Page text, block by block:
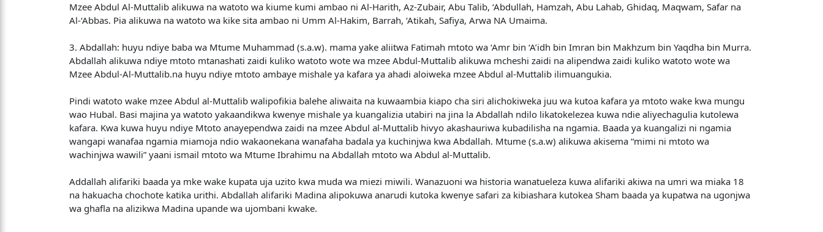
Mzee Abdul Al-Muttalib alikuwa na watoto wa kiume kumi ambao ni Al-Harith, Az-Zubair, Abu Talib, ‘Abdullah, Hamzah, Abu Lahab, Ghidaq, Maqwam, Safar na
Al-‘Abbas. Pia alikuwa na watoto wa kike sita ambao ni Umm Al-Hakim, Barrah, ‘Atikah, Safiya, Arwa NA Umaima.
3. Abdallah: huyu ndiye baba wa Mtume Muhammad (s.a.w). mama yake aliitwa Fatimah mtoto wa ‘Amr bin ‘A’idh bin Imran bin Makhzum bin Yaqdha bin Murra.
Abdallah alikuwa ndiye mtoto mtanashati zaidi kuliko watoto wote wa mzee Abdul-Muttalib alikuwa mcheshi zaidi na alipendwa zaidi kuliko watoto wote wa
Mzee Abdul-Al-Muttalib.na huyu ndiye mtoto ambaye mishale ya kafara ya ahadi aloiweka mzee Abdul al-Muttalib ilimuangukia.
Pindi watoto wake mzee Abdul al-Muttalib walipofikia balehe aliwaita na kuwaambia kiapo cha siri alichokiweka juu wa kutoa kafara ya mtoto wake kwa mungu
wao Hubal. Basi majina ya watoto yakaandikwa kwenye mishale ya kuangalizia utabiri na jina la Abdallah ndilo likatokelezea kuwa ndie aliyechagulia kutolewa
kafara. Kwa kuwa huyu ndiye Mtoto anayependwa zaidi na mzee Abdul al-Muttalib hivyo akashauriwa kubadilisha na ngamia. Baada ya kuangalizi ni ngamia
wangapi wanafaa ngamia miamoja ndio wakaonekana wanafaha badala ya kuchinjwa kwa Abdallah. Mtume (s.a.w) alikuwa akisema “mimi ni mtoto wa
wachinjwa wawili” yaani ismail mtoto wa Mtume Ibrahimu na Abdallah mtoto wa Abdul al-Muttalib.
Addallah alifariki baada ya mke wake kupata uja uzito kwa muda wa miezi miwili. Wanazuoni wa historia wanatueleza kuwa alifariki akiwa na umri wa miaka 18
na hakuacha chochote katika urithi. Abdallah alifariki Madina alipokuwa anarudi kutoka kwenye safari za kibiashara kutokea Sham baada ya kupatwa na ugonjwa
wa ghafla na alizikwa Madina upande wa ujombani kwake.